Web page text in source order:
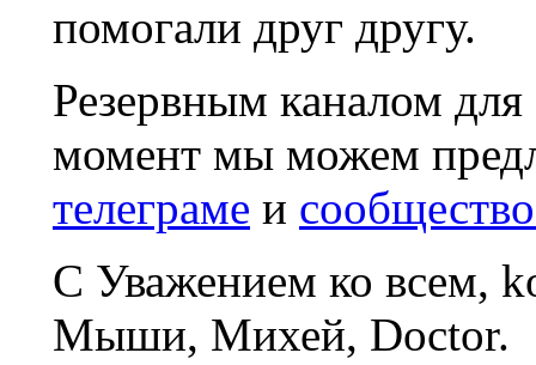
помогали друг другу.
Резервным каналом
момент мы можем
телеграме и
С Уважением ко всем,
Мыши, Михей, Doctor.